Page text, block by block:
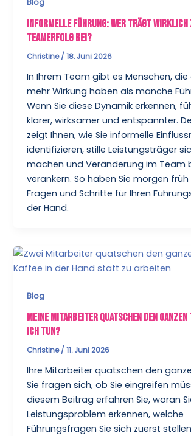
Blog
Informelle Führung: Wer trägt wirklich
Teamerfolg bei?
Christine/18. Juni 2026
In Ihrem Team gibt es Menschen, die
mehr Wirkung haben als manche
Wenn Sie diese Dynamik erkennen,
klarer, wirksamer und entspannter.
zeigt Ihnen, wie Sie informelle
identifizieren, stille Leistungsträger
machen und Veränderung im Team
verankern. So haben Sie morgen
Fragen und Schritte für Ihren
der Hand.
Blog
Meine Mitarbeiter quatschen den ganzen
ich tun?
Christine/11. Juni 2026
Ihre Mitarbeiter quatschen den
Sie fragen sich, ob Sie eingreifen
diesem Beitrag erfahren Sie, woran
Leistungsproblem erkennen, welche
Führungsfragen Sie sich zuerst